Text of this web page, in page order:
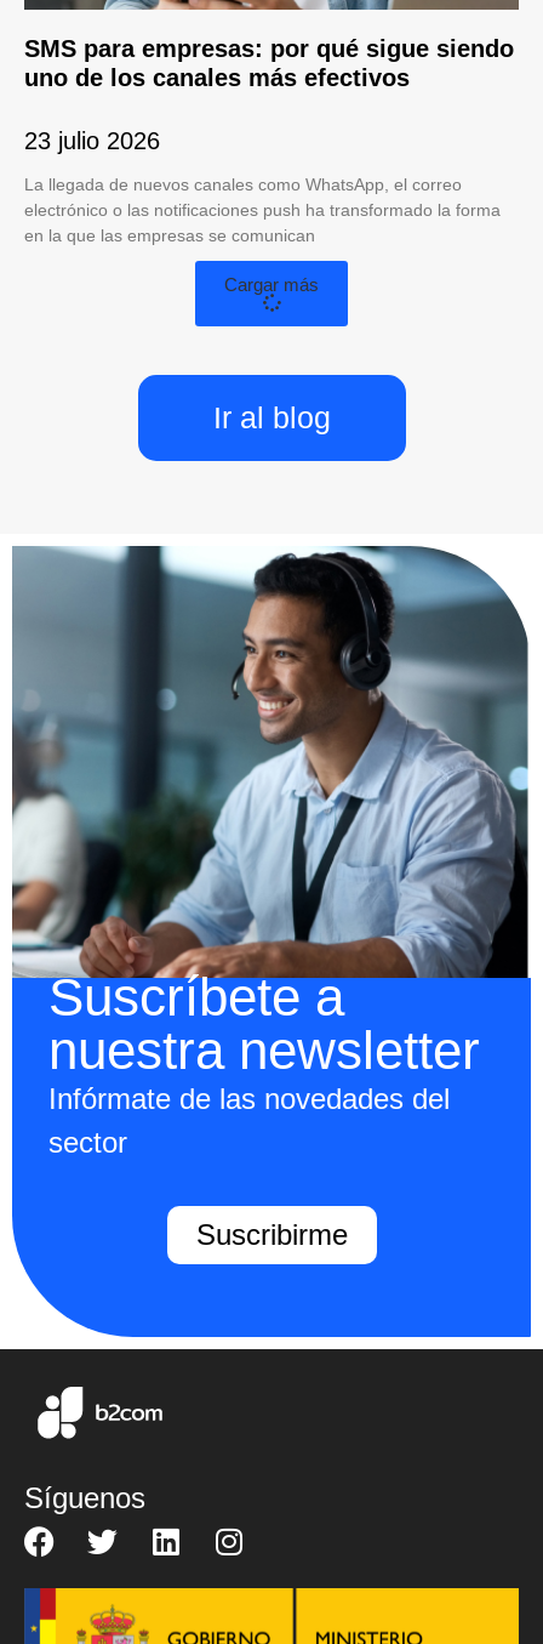
SMS para empresas: por qué sigue siendo
uno de los canales más efectivos
23 julio 2026
La llegada de nuevos canales como WhatsApp, el correo
electrónico o las notificaciones push ha transformado la forma
en la que las empresas se comunican
Cargar más
Ir al blog
Suscríbete a
nuestra newsletter
Infórmate de las novedades del
sector
Suscribirme
Síguenos